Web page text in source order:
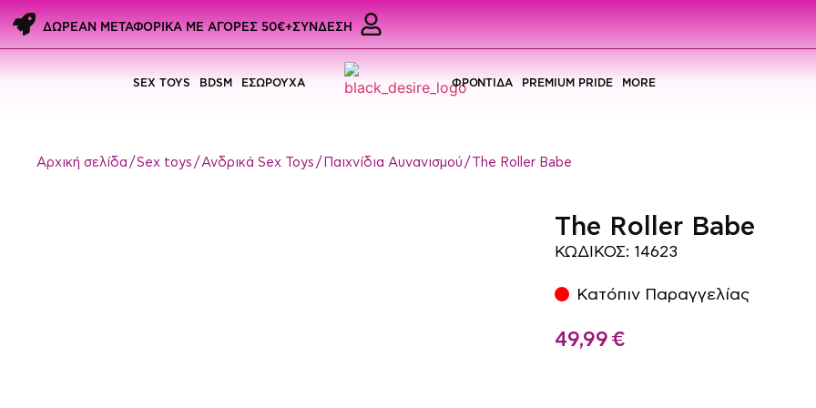
ΔΩΡΕΑΝ ΜΕΤΑΦΟΡΙΚΑ ME ΑΓΟΡΕΣ 50€+ΣΥΝΔΕΣΗ
SEX TOYS BDSM ΕΣΩΡΟΥΧΑ ΦΡΟΝΤΙΔΑ PREMIUM PRIDE MORE
Αρχική σελίδα /Sex toys /Ανδρικά Sex Toys / Παιχνίδια Αυνανισμού / The Roller Babe
The Roller Babe
ΚΩΔΙΚΟΣ: 14623
Κατόπιν Παραγγελίας
49,99 €